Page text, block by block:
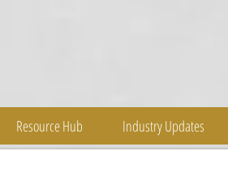
Resource Hub Industry Updates